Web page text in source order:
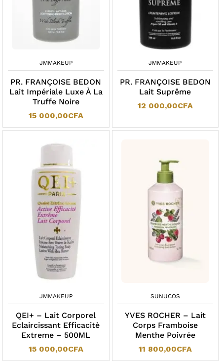
JMMAKEUP
PR. FRANÇOISE BEDON
Lait Impériale Luxe À La
Truffe Noire
15 000,00CFA
JMMAKEUP
PR. FRANÇOISE BEDON
Lait Suprême
12 000,00CFA
JMMAKEUP
QEI+ – Lait Corporel
Eclaircissant Efficacitè
Extreme – 500ML
15 000,00CFA
SUNUCOS
YVES ROCHER – Lait
Corps Framboise
Menthe Poivrée
11 800,00CFA